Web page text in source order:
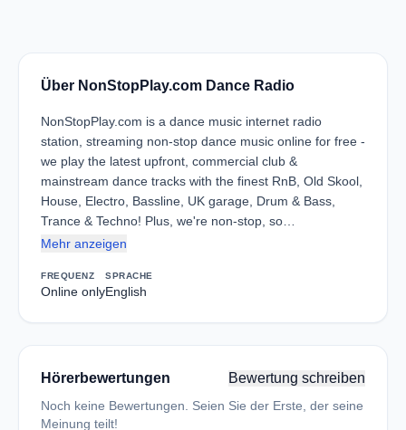
Über NonStopPlay.com Dance Radio
NonStopPlay.com is a dance music internet radio
station, streaming non-stop dance music online for free -
we play the latest upfront, commercial club &
mainstream dance tracks with the finest RnB, Old Skool,
House, Electro, Bassline, UK garage, Drum & Bass,
Trance & Techno! Plus, we're non-stop, so…
Mehr anzeigen
FREQUENZ
Online only
SPRACHE
English
Hörerbewertungen Bewertung schreiben
Noch keine Bewertungen. Seien Sie der Erste, der seine
Meinung teilt!